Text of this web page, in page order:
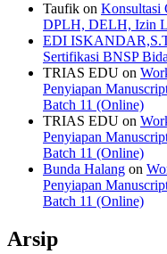
Taufik on Konsultasi
DPLH, DELH, Izin
EDI
Sertifikasi BNSP
TRIAS EDU on
Penyiapan
Batch 11 (Online)
TRIAS EDU on
Penyiapan
Batch 11 (Online)
Bunda Halang on
Penyiapan
Batch 11 (Online)
Arsip